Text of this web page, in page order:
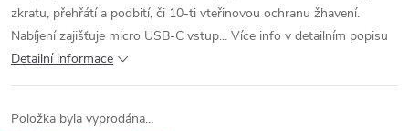
zkratu, přehřátí a podbití, či 10-ti vteřinovou ochranu žhavení.
Nabíjení zajišťuje micro USB-C vstup... Více info v detailním popisu
Detailní informace
Položka byla vyprodána…